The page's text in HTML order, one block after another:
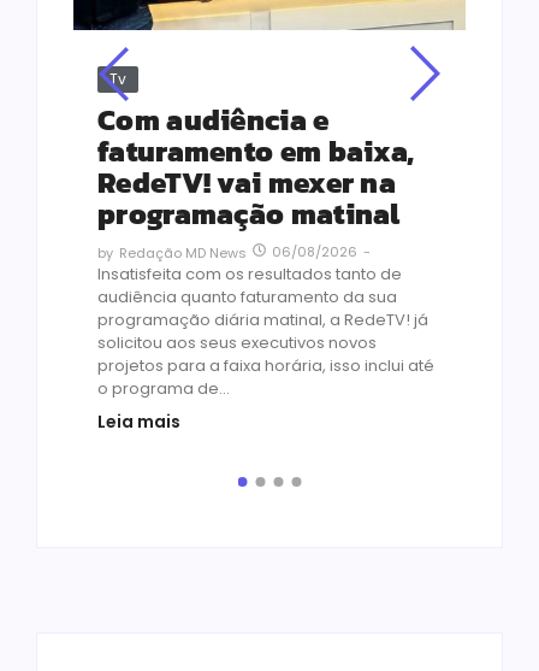
Tv
Com audiência e
faturamento em baixa,
RedeTV! vai mexer na
programação matinal
by Redação MD News 06/08/2026 -
Insatisfeita com os resultados tanto de
audiência quanto faturamento da sua
programação diária matinal, a RedeTV! já
solicitou aos seus executivos novos
projetos para a faixa horária, isso inclui até
o programa de...
Leia mais